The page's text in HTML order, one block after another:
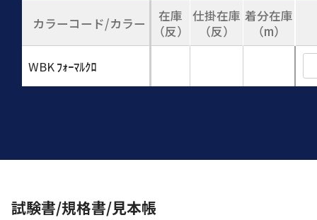
カラーコード/カラー
在庫
（反）
仕掛在庫
（反）
着分在庫
（m）
WBKﾌｫｰﾏﾙｸﾛ
試験書/規格書/見本帳